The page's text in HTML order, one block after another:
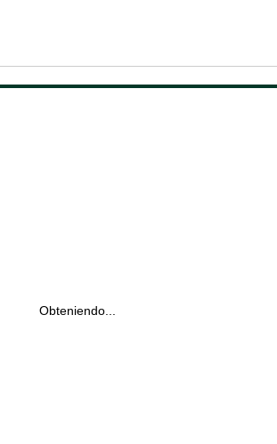
Obteniendo...